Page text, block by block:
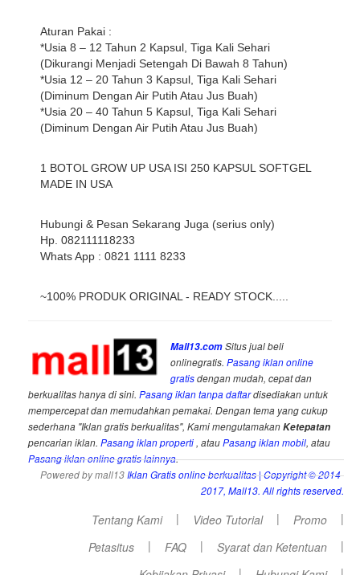
Aturan Pakai :
*Usia 8 – 12 Tahun 2 Kapsul, Tiga Kali Sehari
(Dikurangi Menjadi Setengah Di Bawah 8 Tahun)
*Usia 12 – 20 Tahun 3 Kapsul, Tiga Kali Sehari
(Diminum Dengan Air Putih Atau Jus Buah)
*Usia 20 – 40 Tahun 5 Kapsul, Tiga Kali Sehari
(Diminum Dengan Air Putih Atau Jus Buah)
1 BOTOL GROW UP USA ISI 250 KAPSUL SOFTGEL
MADE IN USA
Hubungi & Pesan Sekarang Juga (serius only)
Hp. 082111118233
Whats App : 0821 1111 8233
~100% PRODUK ORIGINAL - READY STOCK.....
Mall13.comSitus jual beli
onlinegratis.Pasang iklan online
gratisdengan mudah, cepat dan
berkualitas hanya di sini. Pasang iklan tanpa daftardisediakan untuk
mempercepat dan memudahkan pemakai. Dengan tema yang cukup
sederhana "Iklan gratis berkualitas", Kami mengutamakanKetepatan
pencarian iklan. Pasang iklan properti , atauPasang iklan mobil, atau
Pasang iklan online gratis lainnya.
Powered by mall13Iklan Gratis online berkualitas| Copyright © 2014-
2017, Mall13. All rights reserved.
Tentang Kami | Video Tutorial | Promo
|
Petasitus
| FAQ | Syarat dan Ketentuan
|